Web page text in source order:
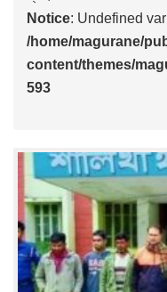
Notice: Undefined
/home/magurane/
content/themes/
593